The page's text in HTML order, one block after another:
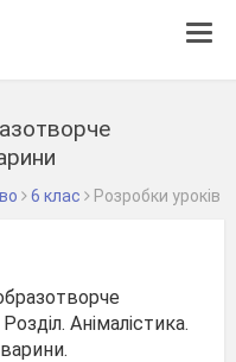
6 клас Розробки уроків
Анімалістика.